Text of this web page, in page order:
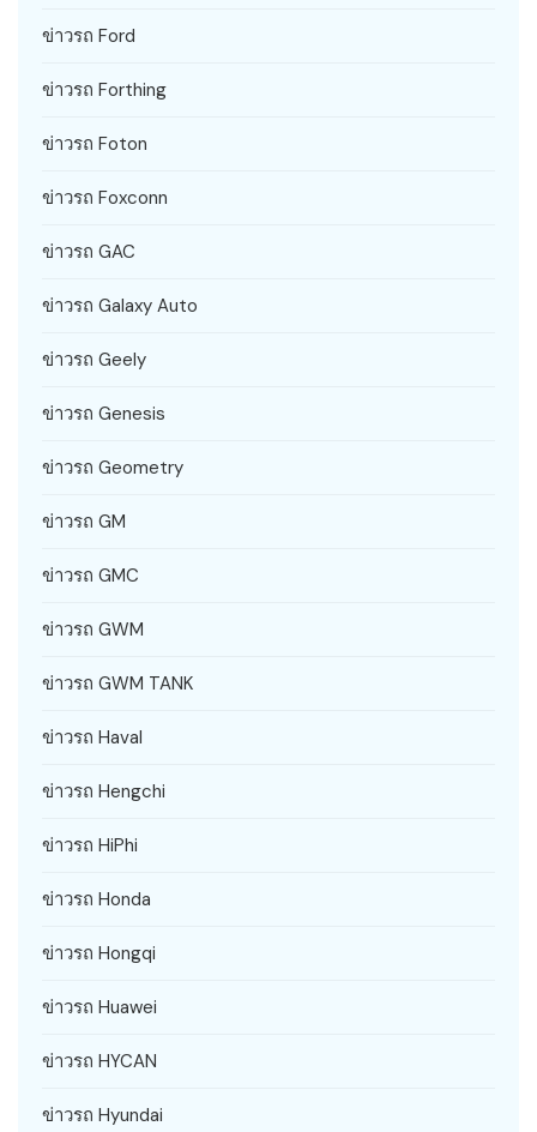
ข่าวรถ Ford
ข่าวรถ Forthing
ข่าวรถ Foton
ข่าวรถ Foxconn
ข่าวรถ GAC
ข่าวรถ Galaxy Auto
ข่าวรถ Geely
ข่าวรถ Genesis
ข่าวรถ Geometry
ข่าวรถ GM
ข่าวรถ GMC
ข่าวรถ GWM
ข่าวรถ GWM TANK
ข่าวรถ Haval
ข่าวรถ Hengchi
ข่าวรถ HiPhi
ข่าวรถ Honda
ข่าวรถ Hongqi
ข่าวรถ Huawei
ข่าวรถ HYCAN
ข่าวรถ Hyundai